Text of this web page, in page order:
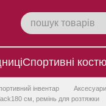
Спортивнi
інвентар
см, ремінь для розтяжки